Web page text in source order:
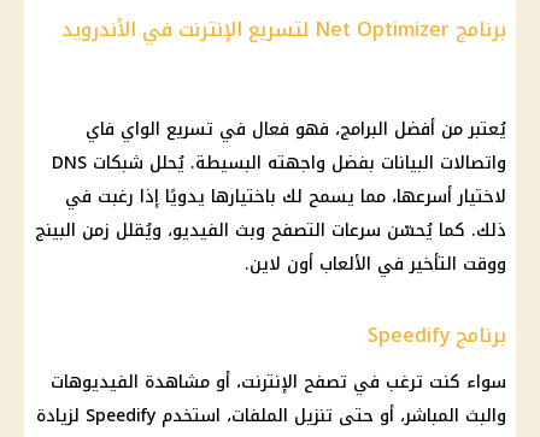
برنامج Net Optimizer لتسريع الإنترنت في الأندرويد
يُعتبر من أفضل البرامج، فهو فعال في تسريع الواي فاي
واتصالات البيانات بفضل واجهته البسيطة. يُحلل شبكات DNS
لاختيار أسرعها، مما يسمح لك باختيارها يدويًا إذا رغبت في
ذلك. كما يُحسّن سرعات التصفح وبث الفيديو، ويُقلل زمن البينج
ووقت التأخير في الألعاب أون لاين.
برنامج Speedify
سواء كنت ترغب في تصفح الإنترنت، أو مشاهدة الفيديوهات
والبث المباشر، أو حتى تنزيل الملفات، استخدم Speedify لزيادة